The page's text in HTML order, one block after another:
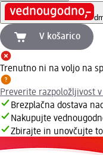
V košarico
Trenutno ni na voljo na
Preverite razpoložljivost
Brezplačna dostava
Nakupujte
Zbirajte in unovčujte